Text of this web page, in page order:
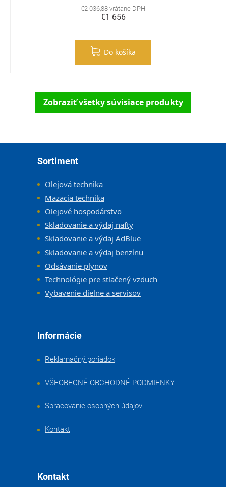
€2 036,88 vrátane DPH
€1 656
Do košíka
Zobraziť všetky súvisiace produkty
Sortiment
Olejová technika
Mazacia technika
Olejové hospodárstvo
Skladovanie a výdaj nafty
Skladovanie a výdaj AdBlue
Skladovanie a výdaj benzínu
Odsávanie plynov
Technológie pre stlačený vzduch
Vybavenie dielne a servisov
Informácie
Reklamačný poriadok
VŠEOBECNÉ OBCHODNÉ PODMIENKY
Spracovanie osobných údajov
Kontakt
Kontakt